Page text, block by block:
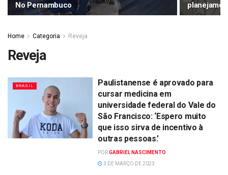
No Pernambuco
Home Categoria Reveja
Reveja
BRASIL
Paulistanense é aprovado para
cursar medicina em
universidade federal do Vale do
São Francisco: ‘Espero muito
que isso sirva de incentivo à
outras pessoas.’
PORGABRIEL NASCIMENTO
3 DE MARÇO DE 2023